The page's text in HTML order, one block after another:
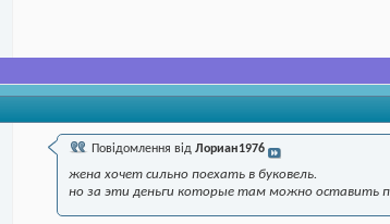
Повідомлення від Лориан1976
жена хочет сильно поехать в буковель.
но за эти деньги которые там можно оставить